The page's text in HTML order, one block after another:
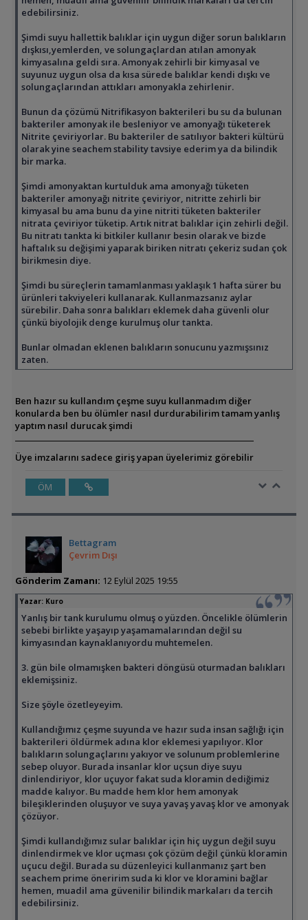
edebilirsiniz.
Şimdi suyu hallettik balıklar için uygun diğer sorun balıkların
dışkısı,yemlerden, ve solungaçlardan atılan amonyak
kimyasalına geldi sıra. Amonyak zehirli bir kimyasal ve
suyunuz uygun olsa da kısa sürede balıklar kendi dışkı ve
solungaçlarından attıkları amonyakla zehirlenir.
Bunun da çözümü Nitrifikasyon bakterileri bu su da bulunan
bakteriler amonyak ile besleniyor ve amonyağı tüketerek
Nitrite çeviriyorlar. Bu bakteriler de satılıyor bakteri kültürü
olarak yine seachem stability tavsiye ederim ya da bilindik
bir marka.
Şimdi amonyaktan kurtulduk ama amonyağı tüketen
bakteriler amonyağı nitrite çeviriyor, nitritte zehirli bir
kimyasal bu ama bunu da yine nitriti tüketen bakteriler
nitrata çeviriyor tüketip. Artık nitrat balıklar için zehirli değil.
Bu nitratı tankta ki bitkiler kullanır besin olarak ve bizde
haftalık su değişimi yaparak biriken nitratı çekeriz sudan çok
birikmesin diye.
Şimdi bu süreçlerin tamamlanması yaklaşık 1 hafta sürer bu
ürünleri takviyeleri kullanarak. Kullanmazsanız aylar
sürebilir. Daha sonra balıkları eklemek daha güvenli olur
çünkü biyolojik denge kurulmuş olur tankta.
Bunlar olmadan eklenen balıkların sonucunu yazmışsınız
zaten.
Ben hazır su kullandım çeşme suyu kullanmadım diğer
konularda ben bu ölümler nasıl durdurabilirim tamam yanlış
yaptım nasıl durucak şimdi
Üye imzalarını sadece giriş yapan üyelerimiz görebilir
ÖM
Bettagram
Çevrim Dışı
Gönderim Zamanı: 12 Eylül 2025 19:55
Yazar: Kuro
Yanlış bir tank kurulumu olmuş o yüzden. Öncelikle ölümlerin
sebebi birlikte yaşayıp yaşamamalarından değil su
kimyasından kaynaklanıyordu muhtemelen.
3. gün bile olmamışken bakteri döngüsü oturmadan balıkları
eklemişsiniz.
Size şöyle özetleyeyim.
Kullandığımız çeşme suyunda ve hazır suda insan sağlığı için
bakterileri öldürmek adına klor eklemesi yapılıyor. Klor
balıkların solungaçlarını yakıyor ve solunum problemlerine
sebep oluyor. Burada insanlar klor uçsun diye suyu
dinlendiriyor, klor uçuyor fakat suda kloramin dediğimiz
madde kalıyor. Bu madde hem klor hem amonyak
bileşiklerinden oluşuyor ve suya yavaş yavaş klor ve amonyak
çözüyor.
Şimdi kullandığımız sular balıklar için hiç uygun değil suyu
dinlendirmek ve klor uçması çok çözüm değil çünkü kloramin
uçucu değil. Burada su düzenleyici kullanmanız şart ben
seachem prime öneririm suda ki klor ve kloramini bağlar
hemen, muadil ama güvenilir bilindik markaları da tercih
edebilirsiniz.